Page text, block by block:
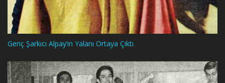
Genç Şarkıcı Alpay’ın Yalanı Ortaya Çıktı